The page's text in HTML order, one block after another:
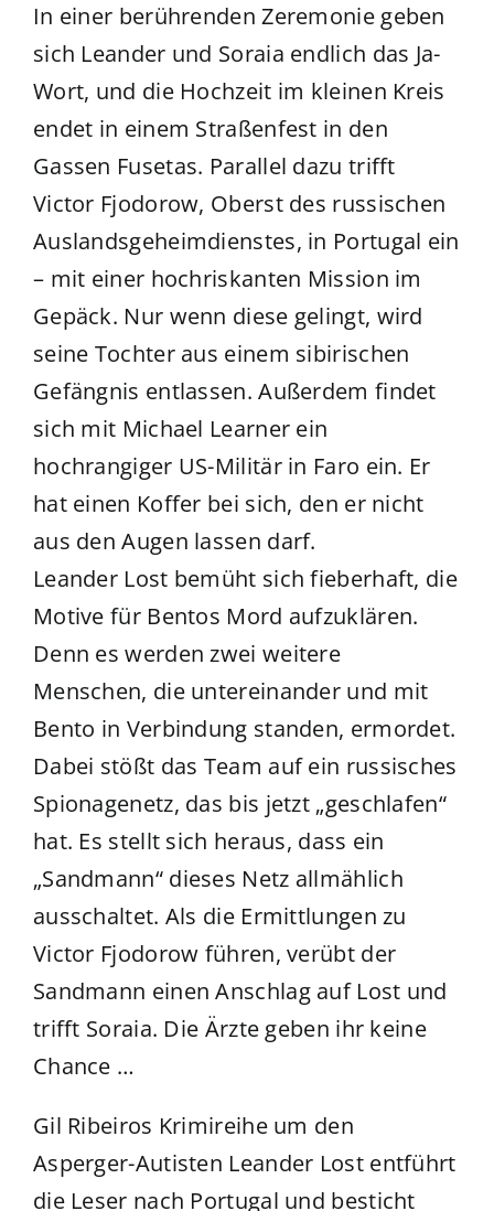
In einer berührenden Zeremonie geben
sich Leander und Soraia endlich das Ja-
Wort, und die Hochzeit im kleinen Kreis
endet in einem Straßenfest in den
Gassen Fusetas. Parallel dazu trifft
Victor Fjodorow, Oberst des russischen
Auslandsgeheimdienstes, in Portugal ein
– mit einer hochriskanten Mission im
Gepäck. Nur wenn diese gelingt, wird
seine Tochter aus einem sibirischen
Gefängnis entlassen. Außerdem findet
sich mit Michael Learner ein
hochrangiger US-Militär in Faro ein. Er
hat einen Koffer bei sich, den er nicht
aus den Augen lassen darf.
Leander Lost bemüht sich fieberhaft, die
Motive für Bentos Mord aufzuklären.
Denn es werden zwei weitere
Menschen, die untereinander und mit
Bento in Verbindung standen, ermordet.
Dabei stößt das Team auf ein russisches
Spionagenetz, das bis jetzt „geschlafen“
hat. Es stellt sich heraus, dass ein
„Sandmann“ dieses Netz allmählich
ausschaltet. Als die Ermittlungen zu
Victor Fjodorow führen, verübt der
Sandmann einen Anschlag auf Lost und
trifft Soraia. Die Ärzte geben ihr keine
Chance …
Gil Ribeiros Krimireihe um den
Asperger-Autisten Leander Lost entführt
die Leser nach Portugal und besticht